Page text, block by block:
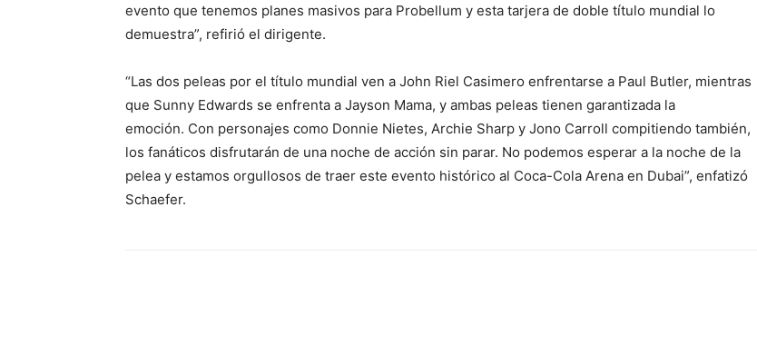
evento que tenemos planes masivos para Probellum y esta tarjera de doble título mundial lo
demuestra”, refirió el dirigente.
“Las dos peleas por el título mundial ven a John Riel Casimero enfrentarse a Paul Butler, mientras
que Sunny Edwards se enfrenta a Jayson Mama, y ​​ambas peleas tienen garantizada la
emoción. Con personajes como Donnie Nietes, Archie Sharp y Jono Carroll compitiendo también,
los fanáticos disfrutarán de una noche de acción sin parar. No podemos esperar a la noche de la
pelea y estamos orgullosos de traer este evento histórico al Coca-Cola Arena en Dubai”, enfatizó
Schaefer.